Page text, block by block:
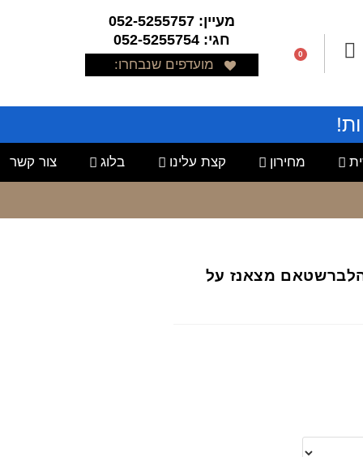
0
מעיין: 052-5255757
חגי: 052-5255754
מועדפים שנבחרו:
מחירון קצת עלינו בלוג צור קשר
הלברשטאם מצאנז על